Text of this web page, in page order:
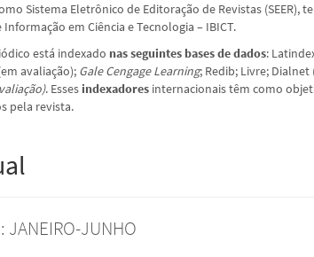
Sistema Eletrônico de Editoração de Revistas
em Ciência e Tecnologia – IBICT.
está indexado nas seguintes bases de dados:
avaliação); Gale Cengage Learning; Redib; Livre; Dialnet
. Essesindexadores internacionais têm como
pela revista.
JANEIRO-JUNHO